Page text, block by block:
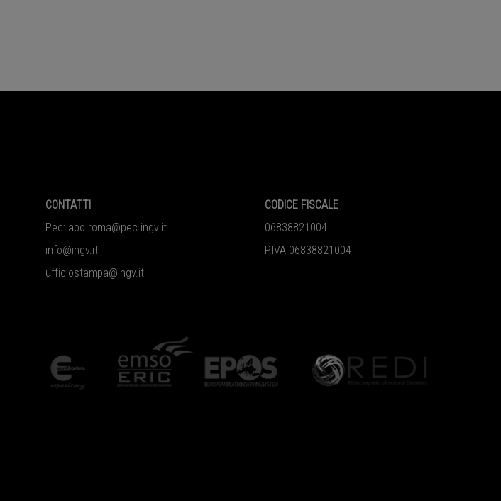
CONTATTI
Pec: aoo.roma@pec.ingv.it
info@ingv.it
ufficiostampa@ingv.it
CODICE FISCALE
06838821004
P.IVA 06838821004